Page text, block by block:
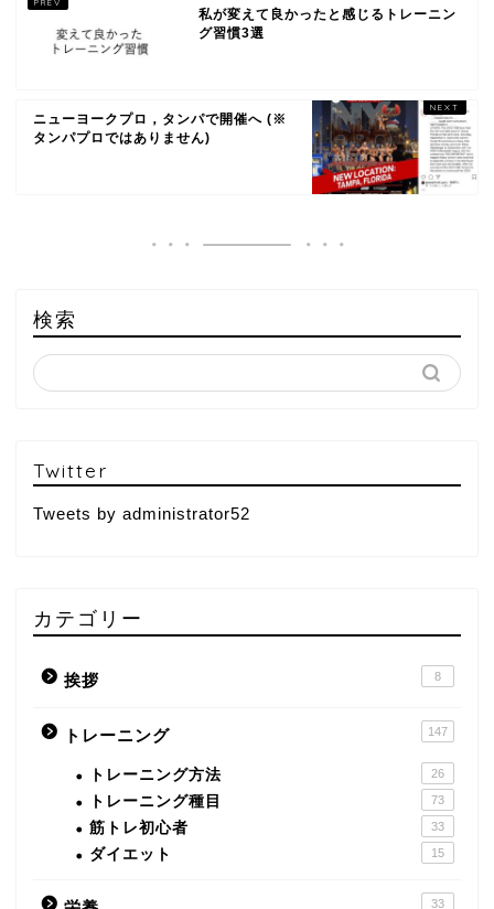
私が変えて良かったと感じるトレーニン
グ習慣3選
ニューヨークプロ，タンパで開催へ (※
タンパプロではありません)
検索
Twitter
Tweets by administrator52
カテゴリー
挨拶 8
トレーニング 147
トレーニング方法 26
トレーニング種目 73
筋トレ初心者 33
ダイエット 15
33